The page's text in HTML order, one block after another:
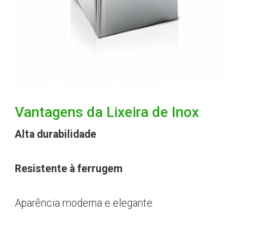
Vantagens da Lixeira de Inox
Alta durabilidade
Resistente à ferrugem
Aparência moderna e elegante